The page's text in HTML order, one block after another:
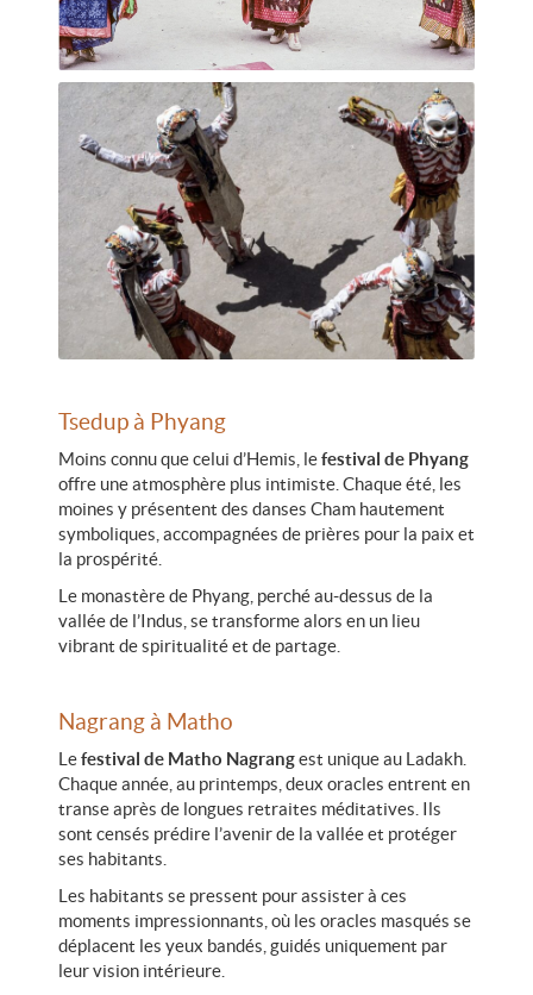
Tsedup à Phyang
Moins connu que celui d’Hemis, lefestival de Phyang
offre une atmosphère plus intimiste. Chaque été, les
moines y présentent des danses Cham hautement
symboliques, accompagnées de prières pour la paix et
la prospérité.
Le monastère de Phyang, perché au-dessus de la
vallée de l’Indus, se transforme alors en un lieu
vibrant de spiritualité et de partage.
Nagrang à Matho
Lefestival de Matho Nagrangest unique au Ladakh.
Chaque année, au printemps, deux oracles entrent en
transe après de longues retraites méditatives. Ils
sont censés prédire l’avenir de la vallée et protéger
ses habitants.
Les habitants se pressent pour assister à ces
moments impressionnants, où les oracles masqués se
déplacent les yeux bandés, guidés uniquement par
leur vision intérieure.